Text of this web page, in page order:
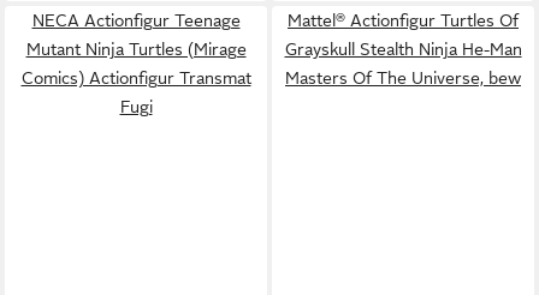
NECA Actionfigur Teenage
Mutant Ninja Turtles (Mirage
Comics) Actionfigur Transmat
Fugi
Mattel® Actionfigur Turtles Of
Grayskull Stealth Ninja He-Man
Masters Of The Universe, bew